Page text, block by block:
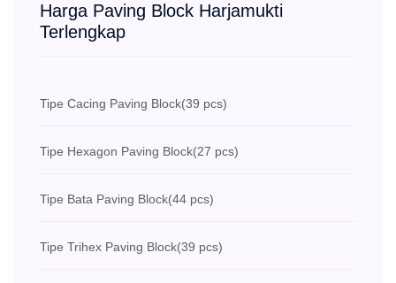
Harga Paving Block Harjamukti
Terlengkap
Tipe Cacing Paving Block(39 pcs)
Tipe Hexagon Paving Block(27 pcs)
Tipe Bata Paving Block(44 pcs)
Tipe Trihex Paving Block(39 pcs)